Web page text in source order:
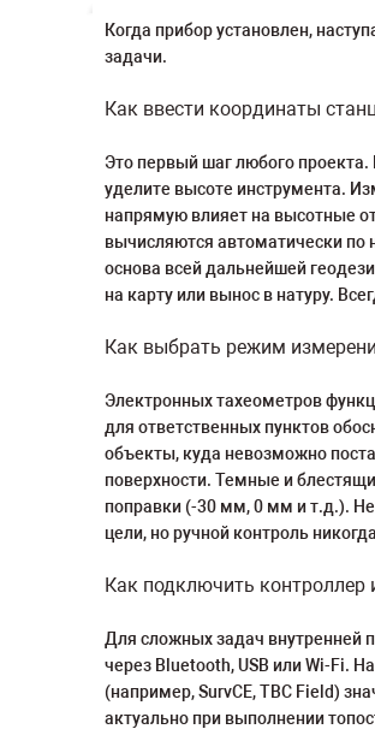
Когда прибор установлен,
задачи.
Как ввести координаты
Это первый шаг любого
уделите высоте инструмента.
напрямую влияет на высотные
вычисляются автоматически по
основа всей дальнейшей
на карту или вынос в натуру.
Как выбрать режим
Электронных тахеометров
для ответственных пунктов
объекты, куда невозможно
поверхности. Темные и
поправки (-30 мм, 0 мм и т.д.).
цели, но ручной контроль
Как подключить контроллер
Для сложных задач внутренней
через Bluetooth, USB или Wi-Fi.
(например, SurvCE, TBC Field)
актуально при выполнении